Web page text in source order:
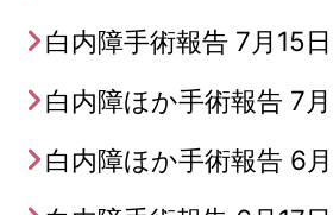
白内障手術報告 7月15
白内障ほか手術報告 7
白内障ほか手術報告 6